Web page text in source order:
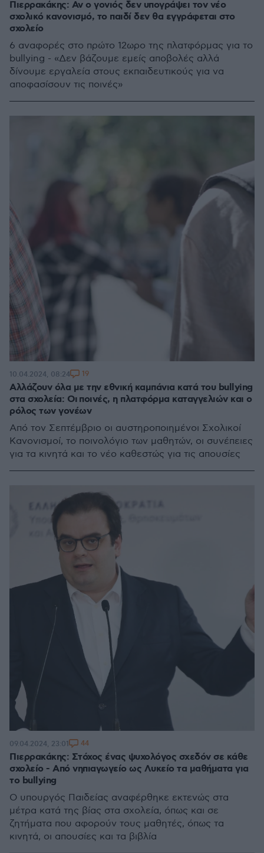
Πιερρακάκης: Αν ο γονιός δεν υπογράψει τον νέο
σχολικό κανονισμό, το παιδί δεν θα εγγράφεται στο
σχολείο
6 αναφορές στο πρώτο 12ωρο της πλατφόρμας για το
bullying - «Δεν βάζουμε εμείς απoβολές αλλά
δίνουμε εργαλεία στους εκπαιδευτικούς για να
αποφασίσουν τις ποινές»
Αλλάζουν όλα με την εθνική καμπάνια κατά του bullying
στα σχολεία: Οι ποινές, η πλατφόρμα καταγγελιών και ο
ρόλος των γονέων
Από τον Σεπτέμβριο οι αυστηροποιημένοι Σχολικοί
Κανονισμοί, το ποινολόγιο των μαθητών, οι συνέπειες
για τα κινητά και το νέο καθεστώς για τις απουσίες
10.04.2024, 08:24 19
Πιερρακάκης: Στόχος ένας ψυχολόγος σχεδόν σε κάθε
σχολείο - Από νηπιαγωγείο ως Λυκείο τα μαθήματα για
το bullying
Ο υπουργός Παιδείας αναφέρθηκε εκτενώς στα
μέτρα κατά της βίας στα σχολεία, όπως και σε
ζητήματα που αφορούν τους μαθητές, όπως τα
κινητά, οι απουσίες και τα βιβλία
09.04.2024, 23:01 44